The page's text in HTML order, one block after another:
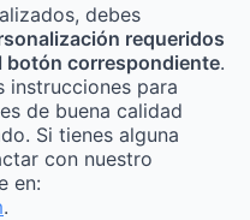
debes
requeridos
correspondiente.
instrucciones para
de buena calidad
Si tienes alguna
con nuestro
en:
.